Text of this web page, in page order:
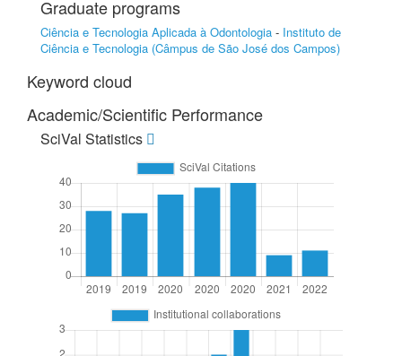
Graduate programs
Ciência e Tecnologia Aplicada à Odontologia - Instituto de
Ciência e Tecnologia (Câmpus de São José dos Campos)
Keyword cloud
Academic/Scientific Performance
SciVal Statistics